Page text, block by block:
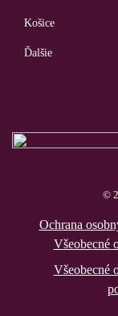
Košice
Ďalšie
©
Ochrana
Všeobecné
Všeobecné